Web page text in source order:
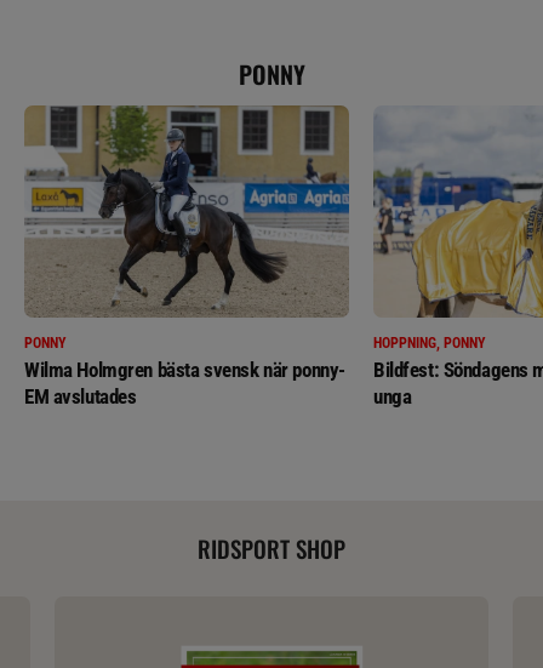
PONNY
PONNY
Wilma Holmgren bästa svensk när ponny-
EM avslutades
HOPPNING, PONNY
Bildfest: Söndagens
unga
RIDSPORT SHOP